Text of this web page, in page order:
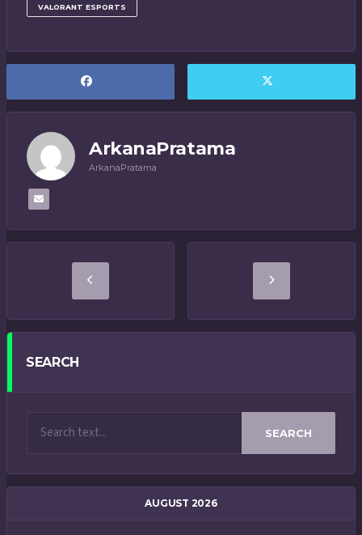
VALORANT ESPORTS
ArkanaPratama
ArkanaPratama
SEARCH
SEARCH
AUGUST 2026